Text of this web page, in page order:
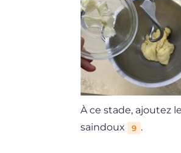
À ce stade, ajoutez
saindoux
9 .